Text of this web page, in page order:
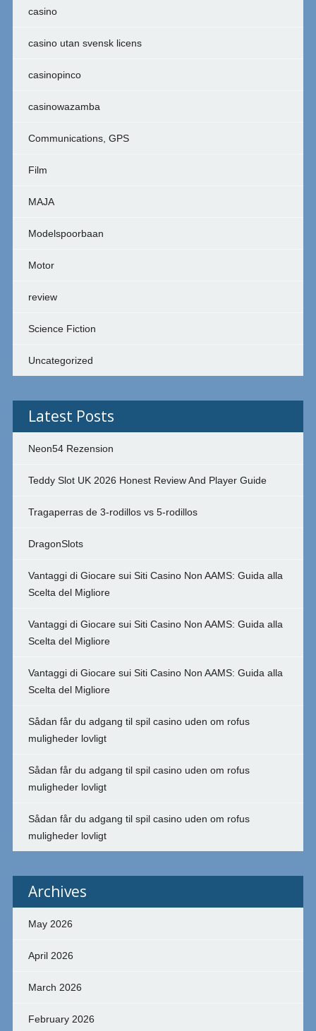
casino
casino utan svensk licens
casinopinco
casinowazamba
Communications, GPS
Film
MAJA
Modelspoorbaan
Motor
review
Science Fiction
Uncategorized
Latest Posts
Neon54 Rezension
Teddy Slot UK 2026 Honest Review And Player Guide
Tragaperras de 3-rodillos vs 5-rodillos
DragonSlots
Vantaggi di Giocare sui Siti Casino Non AAMS: Guida alla
Scelta del Migliore
Vantaggi di Giocare sui Siti Casino Non AAMS: Guida alla
Scelta del Migliore
Vantaggi di Giocare sui Siti Casino Non AAMS: Guida alla
Scelta del Migliore
Sådan får du adgang til spil casino uden om rofus
muligheder lovligt
Sådan får du adgang til spil casino uden om rofus
muligheder lovligt
Sådan får du adgang til spil casino uden om rofus
muligheder lovligt
Archives
May 2026
April 2026
March 2026
February 2026